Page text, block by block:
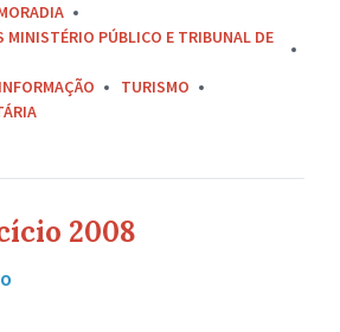
MINISTÉRIO PÚBLICO E TRIBUNAL DE
TURISMO
2008